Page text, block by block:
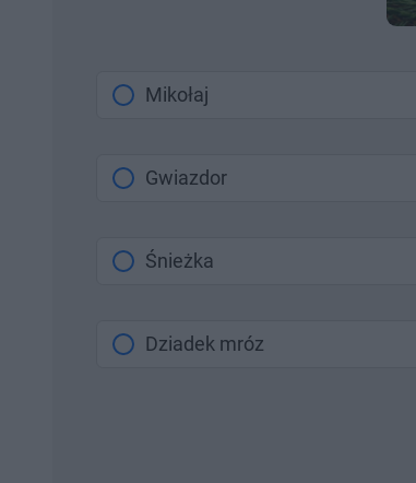
Mikołaj
Gwiazdor
Śnieżka
Dziadek mróz